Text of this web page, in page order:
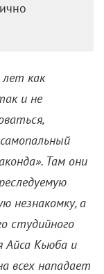
как
и не
Там они
незнакомку, а
студийного
Айса Кьюба и
всех нападает